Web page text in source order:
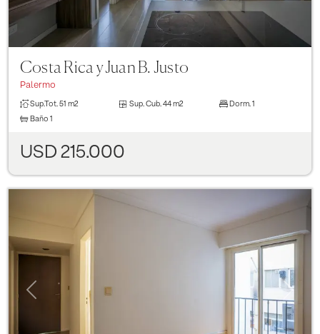
Costa Rica y Juan B. Justo
Palermo
Sup.Tot. 51 m2 Sup. Cub. 44 m2 Dorm. 1
Baño 1
USD 215.000
Previous Next